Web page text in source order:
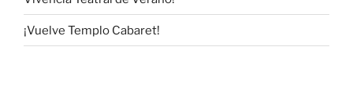
¡Vuelve Templo Cabaret!